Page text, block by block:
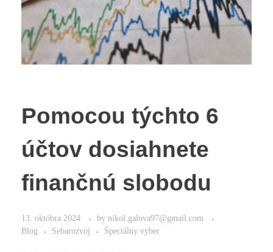
Pomocou týchto 6
účtov dosiahnete
finančnú slobodu
13. októbra 2024 by nikol.galova97@gmail.com
Blog
Sebarozvoj Špeciálny výber